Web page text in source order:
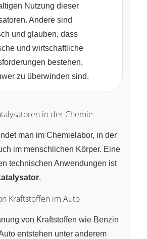
Nutzung dieser
Andere sind
und glauben, dass
und wirtschaftliche
bestehen,
zu überwinden sind.
in der Chemie
man im Chemielabor, in der
im menschlichen Körper. Eine
technischen Anwendungen ist
.
Kraftstoffen im Auto
von Kraftstoffen wie Benzin
entstehen unter anderem